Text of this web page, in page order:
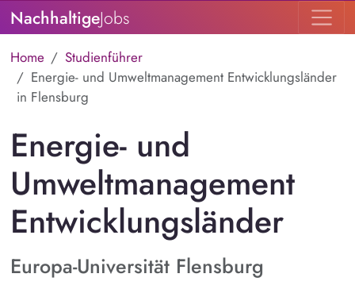
NachhaltigeJobs
Home
Studienführer
Energie- und Umweltmanagement Entwicklungsländer
in Flensburg
Energie- und
Umweltmanagement
Entwicklungsländer
Europa-Universität Flensburg